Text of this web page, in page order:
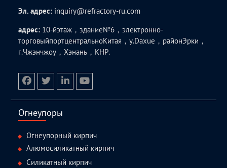
Эл. адрес: inquiry@refractory-ru.com
адрес: 10-йэтаж，здание№6，электронно-
торговыйпортцентральноКитая，у.Daxue，районЭрки，
г.Чжэнчжоу，Хэнань，КНР.
Огнеупоры
Огнеупорный кирпич
Алюмосиликатный кирпич
Силикатный кирпич